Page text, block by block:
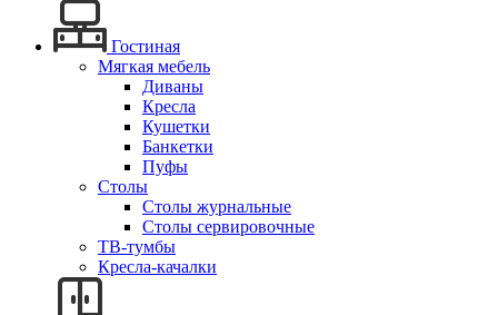
Гостиная
Мягкая мебель
Диваны
Кресла
Кушетки
Банкетки
Пуфы
Столы
Столы журнальные
Столы сервировочные
ТВ-тумбы
Кресла-качалки